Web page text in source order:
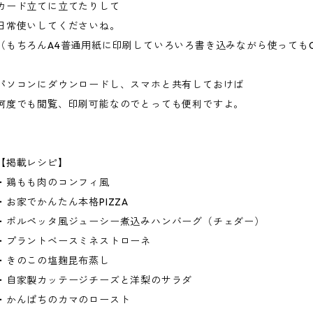
ード立てに立てたりして
常使いしてくださいね。
もちろんA4普通用紙に印刷していろいろ書き込みながら使っても
ソコンにダウンロードし、スマホと共有しておけば
度でも閲覧、印刷可能なのでとっても便利ですよ。
掲載レシピ】
鶏もも肉のコンフィ風
お家でかんたん本格PIZZA
ポルペッタ風ジューシー煮込みハンバーグ（チェダー）
プラントベースミネストローネ
きのこの塩麹昆布蒸し
自家製カッテージチーズと洋梨のサラダ
かんぱちのカマのロースト